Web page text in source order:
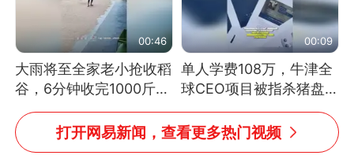
00:46
大雨将至全家老小抢收稻
谷，6分钟收完1000斤，
没有一个人掉链子
00:09
单人学费108万，牛津全
球CEO项目被指杀猪盘，
项目方称负责人曾任牛津
大学校长
打开网易新闻，查看更多热门视频